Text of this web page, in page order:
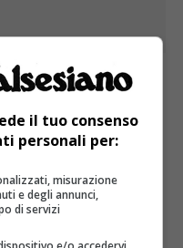
euro per la
rurale
Varallo Gran Galà Lirico
il tuo consenso
personali per:
misurazione
e degli annunci,
di servizi